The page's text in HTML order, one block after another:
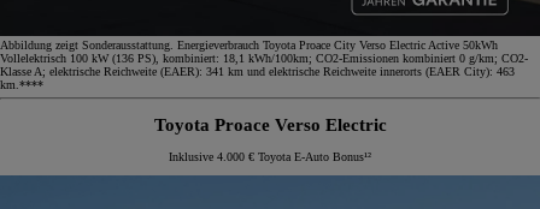
Abbildung zeigt Sonderausstattung. Energieverbrauch Toyota Proace City Verso Electric Active 50kWh
Vollelektrisch 100 kW (136 PS), kombiniert: 18,1 kWh/100km; CO2-Emissionen kombiniert 0 g/km; CO2-
Klasse A; elektrische Reichweite (EAER): 341 km und elektrische Reichweite innerorts (EAER City): 463
km.****
Toyota Proace Verso Electric
Inklusive 4.000 € Toyota E-Auto Bonus¹²